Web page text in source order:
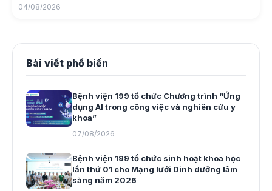
04/08/2026
Bài viết phổ biến
Bệnh viện 199 tổ chức Chương trình “Ứng
dụng AI trong công việc và nghiên cứu y
khoa”
07/08/2026
Bệnh viện 199 tổ chức sinh hoạt khoa học
lần thứ 01 cho Mạng lưới Dinh dưỡng lâm
sàng năm 2026